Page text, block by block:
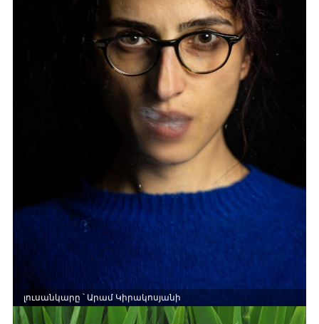
լուսանկարը ՝ Արամ Կիրակոսյանի